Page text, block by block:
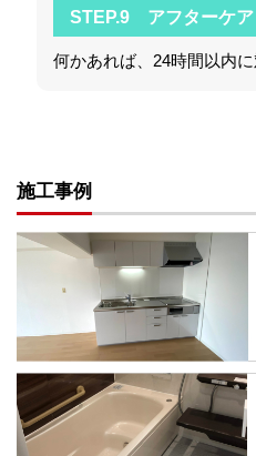
STEP.9 アフターケア
何かあれば、24時間以内
施工事例